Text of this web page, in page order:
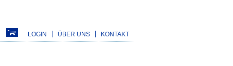
LOGIN ÜBER UNS KONTAKT